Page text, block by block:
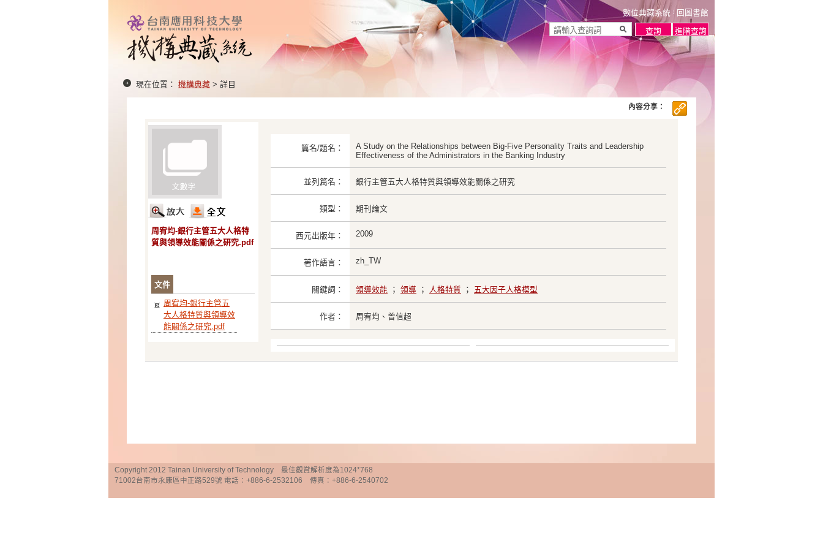
數位典藏系統 回圖書館
現在位置： 機構典藏 > 詳目
周宥均-銀行主管五大人格特
質與領導效能關係之研究.pdf
文件
周宥均-銀行主管五
大人格特質與領導效
能關係之研究.pdf
篇名/題名：
A Study on the Relationships between Big-Five Personality Traits and Leadership
Effectiveness of the Administrators in the Banking Industry
並列篇名： 銀行主管五大人格特質與領導效能關係之研究
類型： 期刊論文
西元出版年： 2009
著作語言： zh_TW
關鍵詞： 領導效能 ； 領導 ； 人格特質 ； 五大因子人格模型
作者： 周宥均、曾信超
內容分享：
Copyright 2012 Tainan University of Technology 最佳觀賞解析度為1024*768
71002台南市永康區中正路529號 電話：+886-6-2532106 傳真：+886-6-2540702